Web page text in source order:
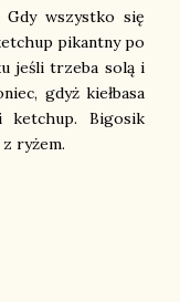
Gdy wszystko się
pikantny po
jeśli trzeba solą i
gdyż kiełbasa
Bigosik
ryżem.